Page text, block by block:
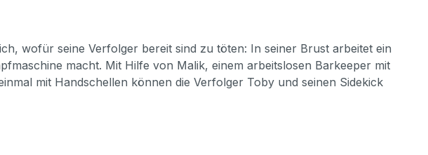
wofür seine Verfolger bereit sind zu töten: In seiner Brust arbeitet ein
macht. Mit Hilfe von Malik, einem arbeitslosen Barkeeper mit
mit Handschellen können die Verfolger Toby und seinen Sidekick